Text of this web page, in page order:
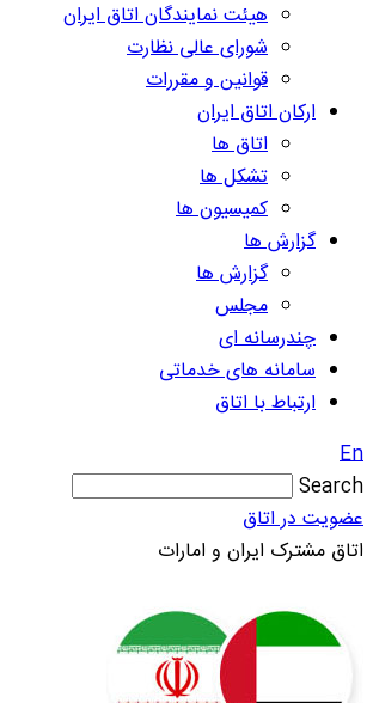
هیئت نمایندگان اتاق ایران
شورای عالی نظارت
قوانین و مقررات
ارکان اتاق ایران
اتاق ها
تشکل ها
کمیسیون ها
گزارش ها
گزارش ها
مجلس
چندرسانه ای
سامانه های خدماتی
ارتباط با اتاق
En
Search
عضویت در اتاق
اتاق مشترک ایران و امارات